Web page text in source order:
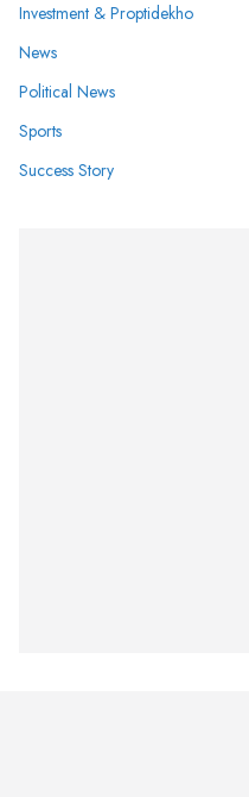
Investment & Proptidekho
News
Political News
Sports
Success Story